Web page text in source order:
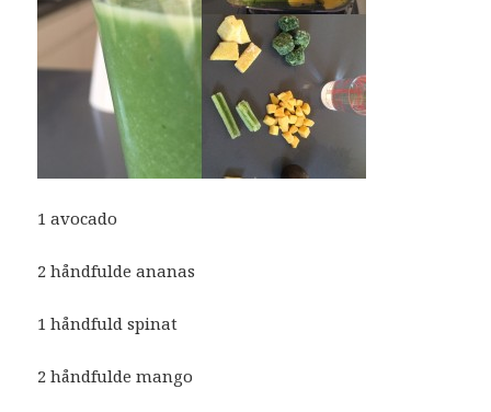
1 avocado
2 håndfulde ananas
1 håndfuld spinat
2 håndfulde mango